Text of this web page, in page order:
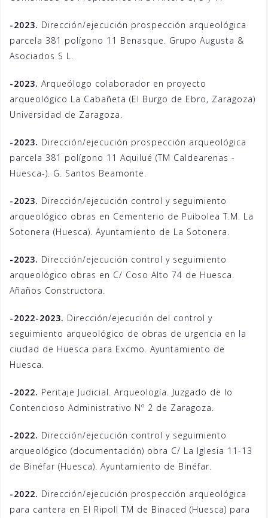
-2023. Dirección/ejecución prospección arqueológica
parcela 381 polígono 11 Benasque. Grupo Augusta &
Asociados S L.
-2023. Arqueólogo colaborador en proyecto
arqueológico La Cabañeta (El Burgo de Ebro, Zaragoza)
Universidad de Zaragoza.
-2023. Dirección/ejecución prospección arqueológica
parcela 381 polígono 11 Aquilué (TM Caldearenas -
Huesca-). G. Santos Beamonte.
-2023. Dirección/ejecución control y seguimiento
arqueológico obras en Cementerio de Puibolea T.M. La
Sotonera (Huesca). Ayuntamiento de La Sotonera.
-2023. Dirección/ejecución control y seguimiento
arqueológico obras en C/ Coso Alto 74 de Huesca.
Añaños Constructora.
-2022-2023. Dirección/ejecución del control y
seguimiento arqueológico de obras de urgencia en la
ciudad de Huesca para Excmo. Ayuntamiento de
Huesca.
-2022. Peritaje Judicial. Arqueología. Juzgado de lo
Contencioso Administrativo Nº 2 de Zaragoza.
-2022. Dirección/ejecución control y seguimiento
arqueológico (documentación) obra C/ La Iglesia 11-13
de Binéfar (Huesca). Ayuntamiento de Binéfar.
-2022. Dirección/ejecución prospección arqueológica
para cantera en El Ripoll TM de Binaced (Huesca) para